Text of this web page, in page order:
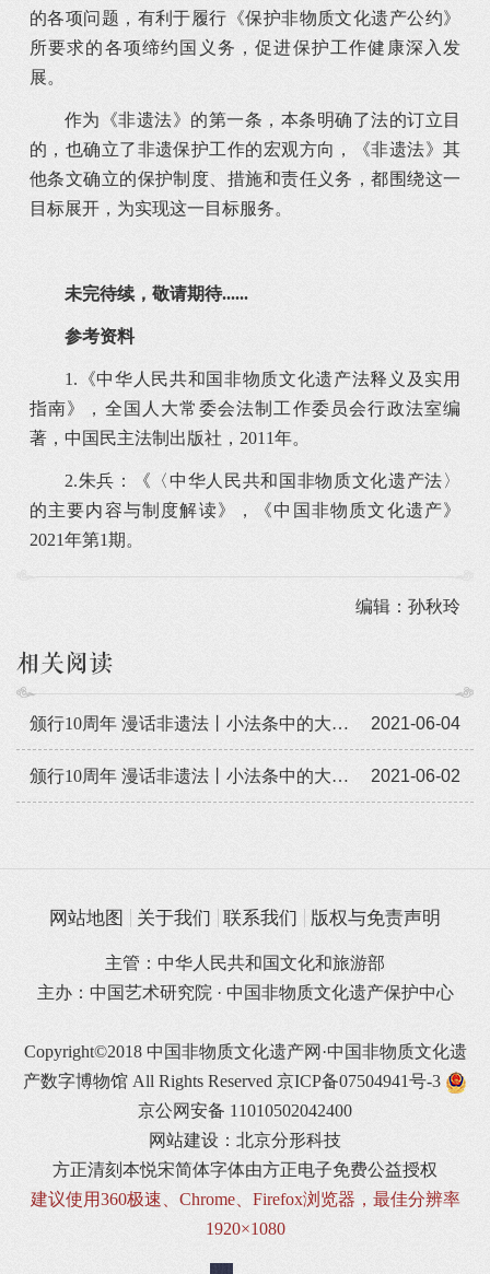
的各项问题，有利于履行《保护非物质文化遗产公约》
所要求的各项缔约国义务，促进保护工作健康深入发
展。
作为《非遗法》的第一条，本条明确了法的订立目
的，也确立了非遗保护工作的宏观方向，《非遗法》其
他条文确立的保护制度、措施和责任义务，都围绕这一
目标展开，为实现这一目标服务。
未完待续，敬请期待......
参考资料
1.《中华人民共和国非物质文化遗产法释义及实用
指南》，全国人大常委会法制工作委员会行政法室编
著，中国民主法制出版社，2011年。
2.朱兵：《〈中华人民共和国非物质文化遗产法〉
的主要内容与制度解读》，《中国非物质文化遗产》
2021年第1期。
编辑：孙秋玲
相关阅读
2021-06-04
颁行10周年 漫话非遗法丨小法条中的大方向（二）：法的内容框架
2021-06-02
颁行10周年 漫话非遗法丨小法条中的大方向（一）：法的订立与意义
网站地图 关于我们 联系我们 版权与免责声明
主管：中华人民共和国文化和旅游部
主办：中国艺术研究院 · 中国非物质文化遗产保护中心
Copyright©2018 中国非物质文化遗产网·中国非物质文化遗
产数字博物馆 All Rights Reserved 京ICP备07504941号-3
京公网安备 11010502042400
网站建设：北京分形科技
方正清刻本悦宋简体字体由方正电子免费公益授权
建议使用360极速、Chrome、Firefox浏览器，最佳分辨率
1920×1080